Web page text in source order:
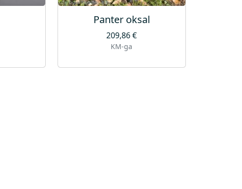
Panter oksal
209,86€
KM-ga